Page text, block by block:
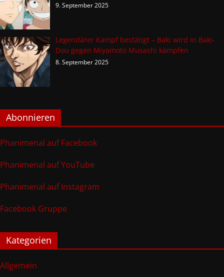
9. September 2025
Legendärer Kampf bestätigt – Baki wird in Baki-
Dou gegen Miyamoto Musashi kämpfen
8. September 2025
Abonnieren
Phanimenal auf Facebook
Phanimenal auf YouTube
Phanimenal auf Instagram
Facebook Gruppe
Kategorien
Allgemein